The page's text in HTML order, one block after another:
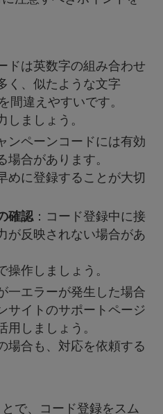
ドは英数字の組み合わせ
く、似たような文字
間違えやすいです。
しましょう。
ンペーンコードには有効
合があります。
めに登録することが大切
確認：コード登録中に接
が反映されない場合があ
作しましょう。
一エラーが発生した場合
サイトのサポートページ
しましょう。
場合も、対応を依頼する
で、コード登録をスム